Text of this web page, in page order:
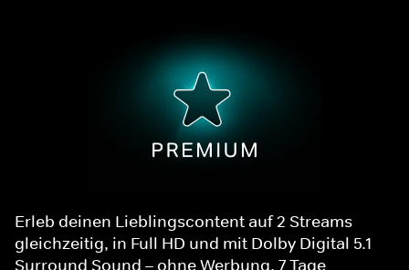
Erleb deinen Lieblingscontent auf 2 Streams
gleichzeitig, in Full HD und mit Dolby Digital 5.1
Surround Sound – ohne Werbung. 7 Tage